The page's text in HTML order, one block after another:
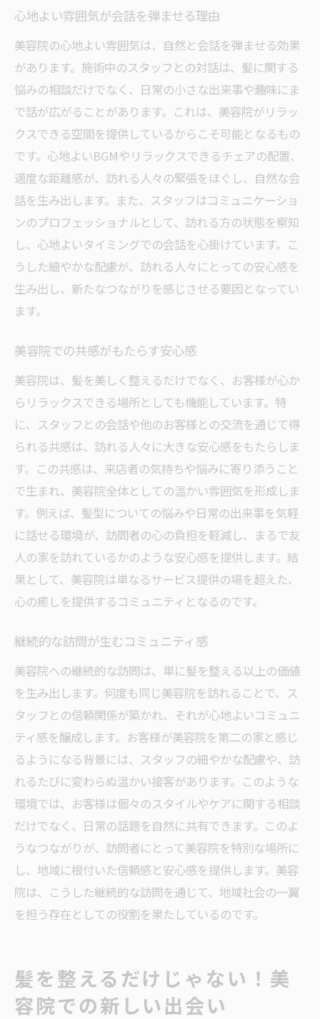
心地よい雰囲気が会話を弾ませる理由
美容院の心地よい雰囲気は、自然と会話を弾ませる効果
があります。施術中のスタッフとの対話は、髪に関する
悩みの相談だけでなく、日常の小さな出来事や趣味にま
で話が広がることがあります。これは、美容院がリラッ
クスできる空間を提供しているからこそ可能となるもの
です。心地よいBGMやリラックスできるチェアの配置、
適度な距離感が、訪れる人々の緊張をほぐし、自然な会
話を生み出します。また、スタッフはコミュニケーショ
ンのプロフェッショナルとして、訪れる方の状態を察知
し、心地よいタイミングでの会話を心掛けています。こ
うした細やかな配慮が、訪れる人々にとっての安心感を
生み出し、新たなつながりを感じさせる要因となってい
ます。
美容院での共感がもたらす安心感
美容院は、髪を美しく整えるだけでなく、お客様が心か
らリラックスできる場所としても機能しています。特
に、スタッフとの会話や他のお客様との交流を通じて得
られる共感は、訪れる人々に大きな安心感をもたらしま
す。この共感は、来店者の気持ちや悩みに寄り添うこと
で生まれ、美容院全体としての温かい雰囲気を形成しま
す。例えば、髪型についての悩みや日常の出来事を気軽
に話せる環境が、訪問者の心の負担を軽減し、まるで友
人の家を訪れているかのような安心感を提供します。結
果として、美容院は単なるサービス提供の場を超えた、
心の癒しを提供するコミュニティとなるのです。
継続的な訪問が生むコミュニティ感
美容院への継続的な訪問は、単に髪を整える以上の価値
を生み出します。何度も同じ美容院を訪れることで、ス
タッフとの信頼関係が築かれ、それが心地よいコミュニ
ティ感を醸成します。お客様が美容院を第二の家と感じ
るようになる背景には、スタッフの細やかな配慮や、訪
れるたびに変わらぬ温かい接客があります。このような
環境では、お客様は個々のスタイルやケアに関する相談
だけでなく、日常の話題を自然に共有できます。このよ
うなつながりが、訪問者にとって美容院を特別な場所に
し、地域に根付いた信頼感と安心感を提供します。美容
院は、こうした継続的な訪問を通じて、地域社会の一翼
を担う存在としての役割を果たしているのです。
髪を整えるだけじゃない！美
容院での新しい出会い